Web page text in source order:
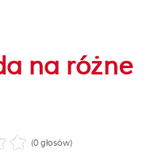
na różne
(0 głosów)